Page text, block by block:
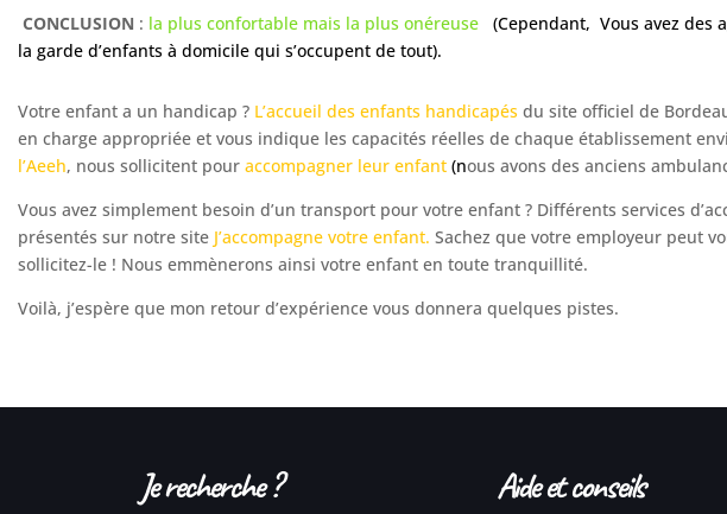
CONCLUSION : la plus confortable mais la plus onéreuse (Cependant, Vous avez des
la garde d’enfants à domicile qui s’occupent de tout).
Votre enfant a un handicap ? L’accueil des enfants handicapés du site officiel de
en charge appropriée et vous indique les capacités réelles de chaque établissement
l’Aeeh, nous sollicitent pouraccompagner leur enfant (nous avons des anciens
Vous avez simplement besoin d’un transport pour votre enfant ? Différents services
présentés sur notre site J’accompagne votre enfant. Sachez que votre employeur peut
sollicitez-le ! Nous emmènerons ainsi votre enfant en toute tranquillité.
Voilà, j’espère que mon retour d’expérience vous donnera quelques pistes.
Je recherche ? Aide et conseils